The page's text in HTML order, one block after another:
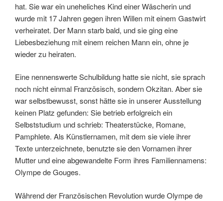
hat. Sie war ein uneheliches Kind einer Wäscherin und
wurde mit 17 Jahren gegen ihren Willen mit einem Gastwirt
verheiratet. Der Mann starb bald, und sie ging eine
Liebesbeziehung mit einem reichen Mann ein, ohne je
wieder zu heiraten.
Eine nennenswerte Schulbildung hatte sie nicht, sie sprach
noch nicht einmal Französisch, sondern Okzitan. Aber sie
war selbstbewusst, sonst hätte sie in unserer Ausstellung
keinen Platz gefunden: Sie betrieb erfolgreich ein
Selbststudium und schrieb: Theaterstücke, Romane,
Pamphlete. Als Künstlernamen, mit dem sie viele ihrer
Texte unterzeichnete, benutzte sie den Vornamen ihrer
Mutter und eine abgewandelte Form ihres Familiennamens:
Olympe de Gouges.
Während der Französischen Revolution wurde Olympe de